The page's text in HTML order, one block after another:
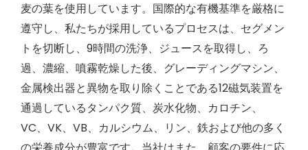
麦の葉を使用しています。国際的な有機基準を厳格に
遵守し、私たちが採用しているプロセスは、セグメン
トを切断し、9時間の洗浄、ジュースを取得し、ろ
過、濃縮、噴霧乾燥した後、グレーディングマシン、
金属検出器と異物を取り除くことである12磁気装置を
通過しているタンパク質、炭水化物、カロチン、
VC、VK、VB、カルシウム、リン、鉄および他の多く